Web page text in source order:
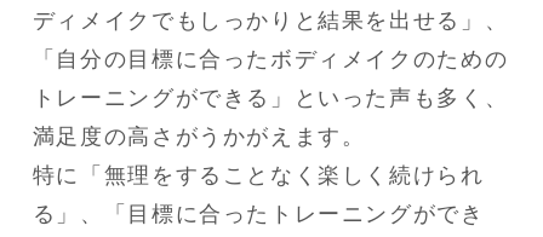
ディメイクでもしっかりと結果を出せる」、
「自分の目標に合ったボディメイクのための
トレーニングができる」といった声も多く、
満足度の高さがうかがえます。
特に「無理をすることなく楽しく続けられ
る」、「目標に合ったトレーニングができ